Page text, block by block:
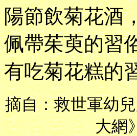
陽節飲菊花酒
佩帶茱萸的習
有吃菊花糕的
摘自：救世軍幼
大網